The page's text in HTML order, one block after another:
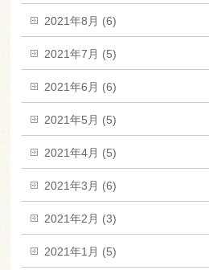
2021年8月 (6)
2021年7月 (5)
2021年6月 (6)
2021年5月 (5)
2021年4月 (5)
2021年3月 (6)
2021年2月 (3)
2021年1月 (5)